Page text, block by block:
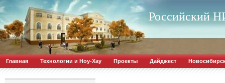
Российский
Главная Технологии и Ноу-Хау Проекты Дайджест